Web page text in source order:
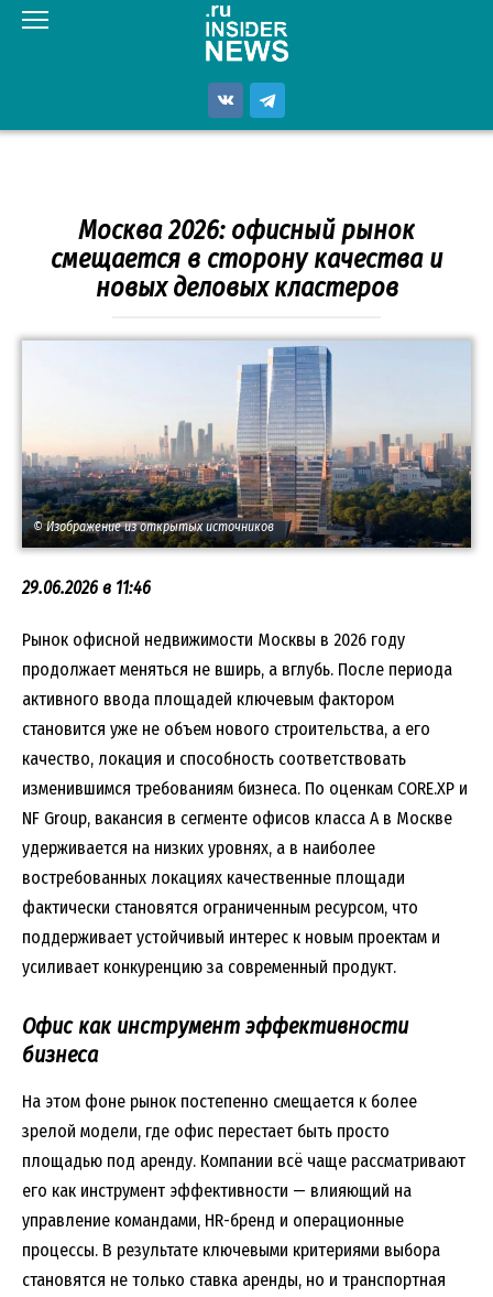
Перейти
Москва 2026: офисный рынок
смещается в сторону качества и
новых деловых кластеров
© Изображение из открытых источников
29.06.2026 в 11:46
Рынок офисной недвижимости Москвы в 2026 году
продолжает меняться не вширь, а вглубь. После периода
активного ввода площадей ключевым фактором
становится уже не объем нового строительства, а его
качество, локация и способность соответствовать
изменившимся требованиям бизнеса. По оценкам CORE.XP и
NF Group, вакансия в сегменте офисов класса A в Москве
удерживается на низких уровнях, а в наиболее
востребованных локациях качественные площади
фактически становятся ограниченным ресурсом, что
поддерживает устойчивый интерес к новым проектам и
усиливает конкуренцию за современный продукт.
Офис как инструмент эффективности
бизнеса
На этом фоне рынок постепенно смещается к более
зрелой модели, где офис перестает быть просто
площадью под аренду. Компании всё чаще рассматривают
его как инструмент эффективности — влияющий на
управление командами, HR-бренд и операционные
процессы. В результате ключевыми критериями выбора
становятся не только ставка аренды, но и транспортная